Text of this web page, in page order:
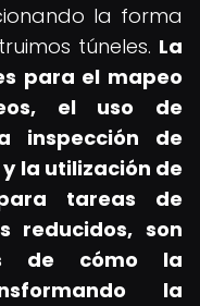
la forma
túneles. La
para el mapeo
el uso de
inspección de
la utilización de
tareas de
reducidos, son
de cómo la
la